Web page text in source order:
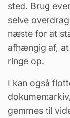
sted. Brug
selve
næste for at
afhængig af, at
ringe op.
I kan også
dokumentarkiv
gemmes til